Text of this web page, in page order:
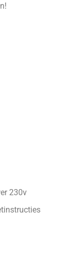
230v